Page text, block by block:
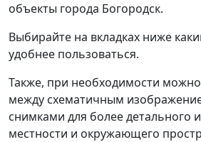
объекты города Богородск.
Выбирайте на вкладках ниже
удобнее пользоваться.
Также, при необходимости
между схематичным
снимками для более детального
местности и окружающего